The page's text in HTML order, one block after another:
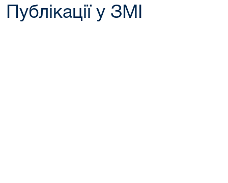
Публікації у ЗМІ